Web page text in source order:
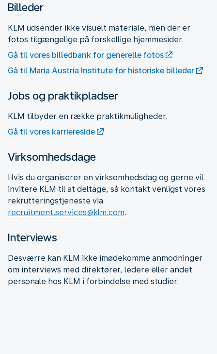
Billeder
KLM udsender ikke visuelt materiale, men der er
fotos tilgængelige på forskellige hjemmesider.
Gå til vores billedbank for generelle fotos
Gå til Maria Austria Institute for historiske billeder
Jobs og praktikpladser
KLM tilbyder en række praktikmuligheder.
Gå til vores karriereside
Virksomhedsdage
Hvis du organiserer en virksomhedsdag og gerne vil
invitere KLM til at deltage, så kontakt venligst vores
rekrutteringstjeneste via
recruitment.services@klm.com.
Interviews
Desværre kan KLM ikke imødekomme anmodninger
om interviews med direktører, ledere eller andet
personale hos KLM i forbindelse med studier.